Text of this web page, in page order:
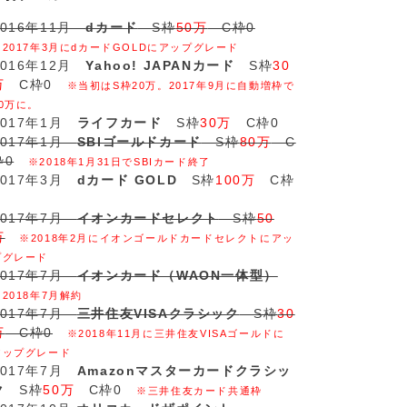
年11月dカードS枠50万C枠0
年3月にdカードGOLDにアップグレード
年12月Yahoo! JAPANカード S枠30
C枠0
※当初はS枠20万。2017年9月に自動増枠で
万に。
年1月 ライフカード S枠30万
C枠0
年1月SBIゴールドカードS枠80万C
0
※2018年1月31日でSBIカード終了
年3月 dカード GOLD S枠100万 C枠
年7月イオンカードセレクトS枠50
※2018年2月にイオンゴールドカードセレクトにアッ
グレード
年7月イオンカード（WAON一体型）
年7月解約
年7月三井住友VISAクラシックS枠30
C枠0
※2018年11月に三井住友VISAゴールドに
ップグレード
年7月 Amazonマスターカードクラシッ
S枠50万 C枠0 ※三井住友カード共通枠